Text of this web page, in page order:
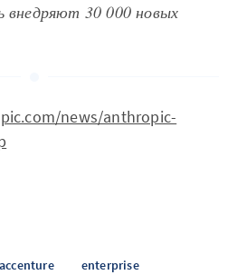
внедряют 30 000 новых
news/anthropic-
accenture enterprise